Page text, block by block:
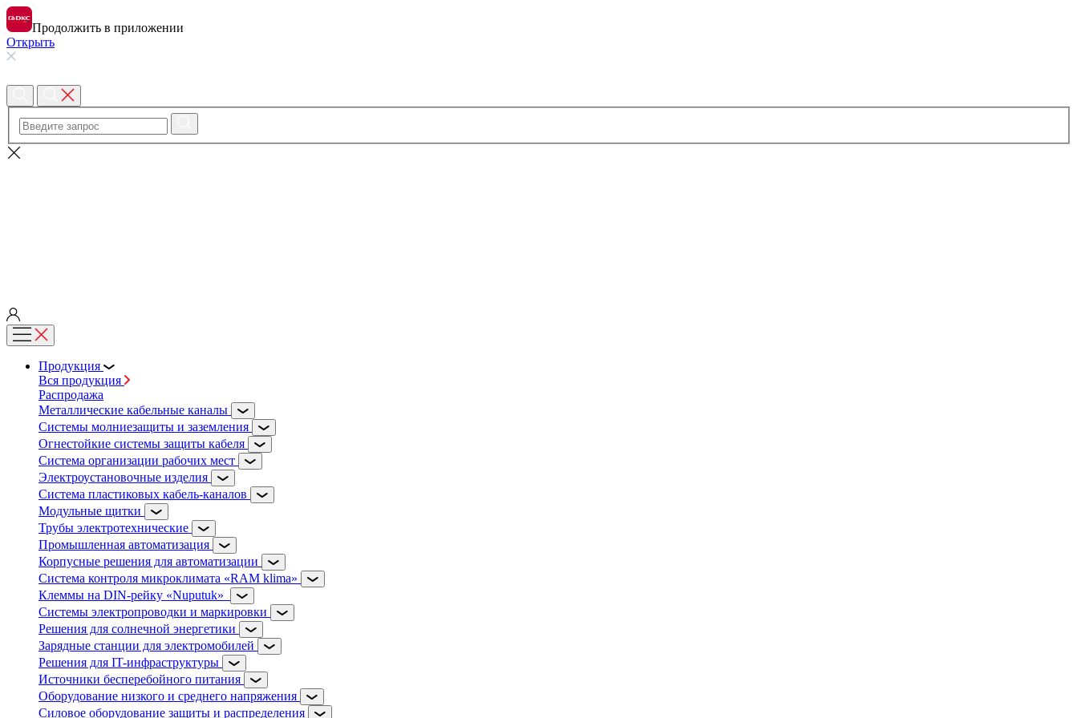
Продолжить в приложении
Открыть
Продукция
Вся продукция
Распродажа
Металлические кабельные каналы
Системы молниезащиты и заземления
Огнестойкие системы защиты кабеля
Система организации рабочих мест
Электроустановочные изделия
Система пластиковых кабель-каналов
Модульные щитки
Трубы электротехнические
Промышленная автоматизация
Корпусные решения для автоматизации
Система контроля микроклимата «RAM klima»
Клеммы на DIN-рейку «Nuputuk»
Системы электропроводки и маркировки
Решения для солнечной энергетики
Зарядные станции для электромобилей
Решения для IT-инфраструктуры
Источники бесперебойного питания
Оборудование низкого и среднего напряжения
Силовое оборудование защиты и распределения